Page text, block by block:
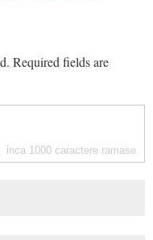
Required fields are
inca 1000 caractere ramase